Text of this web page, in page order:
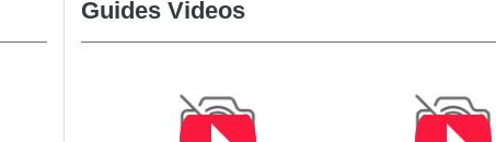
Guides Videos